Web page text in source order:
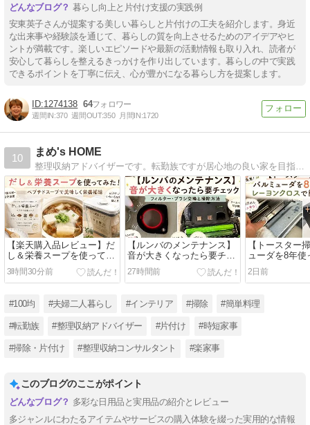
暮らし向上と片付け支援の実践例
安東英子さんが提案する美しい暮らしと片付けの工夫を紹介します。身近
な出来事や経験談を通じて、暮らしの質を向上させるためのアイデアやヒ
ントが満載です。楽しいエピソードや最新の活動情報も取り入れ、読者が
安心して暮らしを整えるきっかけを作り出しています。暮らしの中で実践
できるポイントを丁寧に伝え、心が豊かになる暮らし方を提案します。
1274138 64
週間IN:370 週間OUT:350 月間IN:1720
10
まめ's HOME
整理収納アドバイザーです。転勤族ですが居心地の良い家を目指して 日々奮闘している（掃除・整理収納・料理）様子をブログにしてます。
【楽天購入品レビュー】だ
し＆栄養スープを使ってみ
た！ペプチドスープで美味
しく栄養補給
3時間30分前
【ルンバのメンテナンス】
音が大きくなったら要チェ
ック！フィルター・ブラシ
交換と掃除方法
27時間前
【トースター
ューダを8年使
レーヨンクロ
入れ
2日前
#100均 #夫婦二人暮らし #インテリア #掃除 #簡単料理
#転勤族 #整理収納アドバイザー #片付け #時短家事
#掃除・片付け #整理収納コンサルタント #楽家事
このブログのここがポイント
多彩な日用品と実用品の紹介とレビュー
多ジャンルにわたるアイテムやサービスの購入体験を綴った実用的な情報